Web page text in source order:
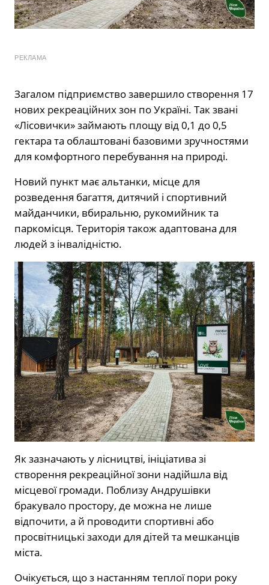
РЕКЛАМА
Загалом підприємство завершило створення 17
нових рекреаційних зон по Україні. Так звані
«Лісовички» займають площу від 0,1 до 0,5
гектара та облаштовані базовими зручностями
для комфортного перебування на природі.
Новий пункт має альтанки, місце для
розведення багаття, дитячий і спортивний
майданчики, вбиральню, рукомийник та
паркомісця. Територія також адаптована для
людей з інвалідністю.
Як зазначають у лісництві, ініціатива зі
створення рекреаційної зони надійшла від
місцевої громади. Поблизу Андрушівки
бракувало простору, де можна не лише
відпочити, а й проводити спортивні або
просвітницькі заходи для дітей та мешканців
міста.
Очікується, що з настанням теплої пори року